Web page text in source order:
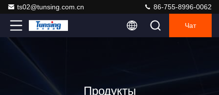
ts02@tunsing.com.cn 86-755-8996-0062
Чат
Продукты